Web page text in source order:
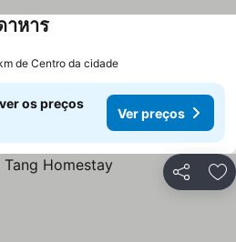
าหาร
de Centro da cidade
os preços
Ver preços
Partilhar